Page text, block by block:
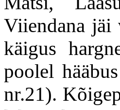
Viiendana jäi
käigus
poolel
nr.21).